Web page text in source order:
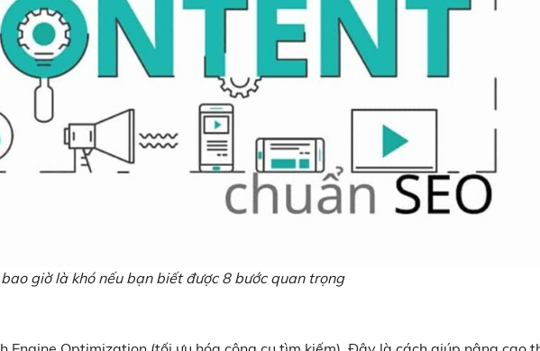
giờ là khó nếu bạn biết được 8 bước quan trọng